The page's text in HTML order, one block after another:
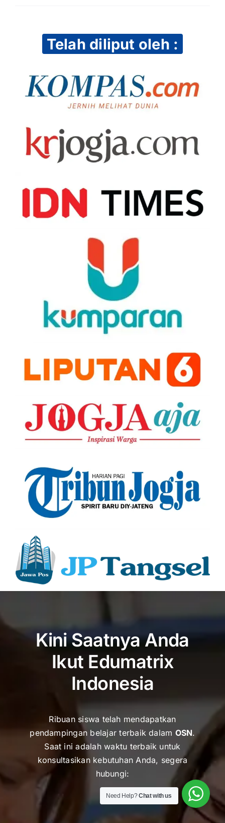
Telah diliput oleh :
Kini Saatnya Anda
Ikut Edumatrix
Indonesia
Ribuan siswa telah mendapatkan
pendampingan belajar terbaik dalam OSN.
Saat ini adalah waktu terbaik untuk
konsultasikan kebutuhan Anda, segera
hubungi:
Need Help?Chat with us